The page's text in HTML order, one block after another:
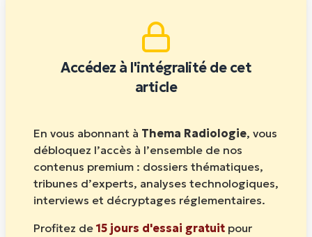
Accédez à l'intégralité de cet
article
En vous abonnant à Thema Radiologie, vous
débloquez l’accès à l’ensemble de nos
contenus premium : dossiers thématiques,
tribunes d’experts, analyses technologiques,
interviews et décryptages réglementaires.
Profitez de 15 jours d'essai gratuit pour